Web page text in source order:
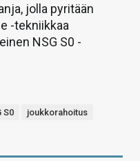
jolla pyritään
-tekniikkaa
NSG S0 -
S0
joukkorahoitus